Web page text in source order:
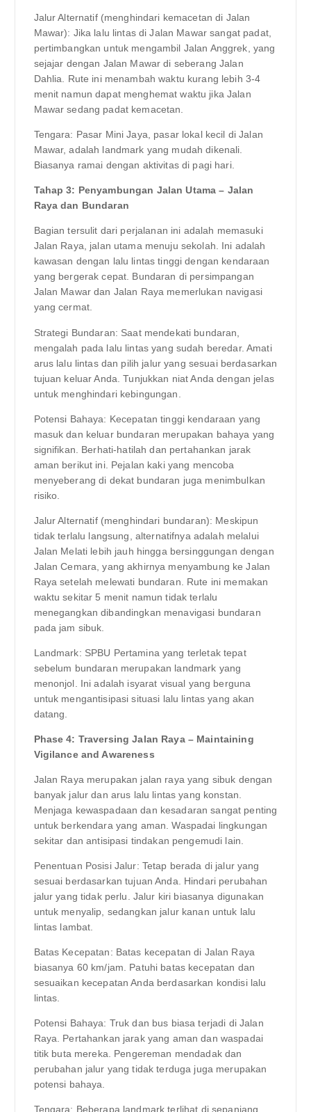
Jalur Alternatif (menghindari kemacetan di Jalan
Mawar): Jika lalu lintas di Jalan Mawar sangat padat,
pertimbangkan untuk mengambil Jalan Anggrek, yang
sejajar dengan Jalan Mawar di seberang Jalan
Dahlia. Rute ini menambah waktu kurang lebih 3-4
menit namun dapat menghemat waktu jika Jalan
Mawar sedang padat kemacetan.
Tengara: Pasar Mini Jaya, pasar lokal kecil di Jalan
Mawar, adalah landmark yang mudah dikenali.
Biasanya ramai dengan aktivitas di pagi hari.
Tahap 3: Penyambungan Jalan Utama – Jalan
Raya dan Bundaran
Bagian tersulit dari perjalanan ini adalah memasuki
Jalan Raya, jalan utama menuju sekolah. Ini adalah
kawasan dengan lalu lintas tinggi dengan kendaraan
yang bergerak cepat. Bundaran di persimpangan
Jalan Mawar dan Jalan Raya memerlukan navigasi
yang cermat.
Strategi Bundaran: Saat mendekati bundaran,
mengalah pada lalu lintas yang sudah beredar. Amati
arus lalu lintas dan pilih jalur yang sesuai berdasarkan
tujuan keluar Anda. Tunjukkan niat Anda dengan jelas
untuk menghindari kebingungan.
Potensi Bahaya: Kecepatan tinggi kendaraan yang
masuk dan keluar bundaran merupakan bahaya yang
signifikan. Berhati-hatilah dan pertahankan jarak
aman berikut ini. Pejalan kaki yang mencoba
menyeberang di dekat bundaran juga menimbulkan
risiko.
Jalur Alternatif (menghindari bundaran): Meskipun
tidak terlalu langsung, alternatifnya adalah melalui
Jalan Melati lebih jauh hingga bersinggungan dengan
Jalan Cemara, yang akhirnya menyambung ke Jalan
Raya setelah melewati bundaran. Rute ini memakan
waktu sekitar 5 menit namun tidak terlalu
menegangkan dibandingkan menavigasi bundaran
pada jam sibuk.
Landmark: SPBU Pertamina yang terletak tepat
sebelum bundaran merupakan landmark yang
menonjol. Ini adalah isyarat visual yang berguna
untuk mengantisipasi situasi lalu lintas yang akan
datang.
Phase 4: Traversing Jalan Raya – Maintaining
Vigilance and Awareness
Jalan Raya merupakan jalan raya yang sibuk dengan
banyak jalur dan arus lalu lintas yang konstan.
Menjaga kewaspadaan dan kesadaran sangat penting
untuk berkendara yang aman. Waspadai lingkungan
sekitar dan antisipasi tindakan pengemudi lain.
Penentuan Posisi Jalur: Tetap berada di jalur yang
sesuai berdasarkan tujuan Anda. Hindari perubahan
jalur yang tidak perlu. Jalur kiri biasanya digunakan
untuk menyalip, sedangkan jalur kanan untuk lalu
lintas lambat.
Batas Kecepatan: Batas kecepatan di Jalan Raya
biasanya 60 km/jam. Patuhi batas kecepatan dan
sesuaikan kecepatan Anda berdasarkan kondisi lalu
lintas.
Potensi Bahaya: Truk dan bus biasa terjadi di Jalan
Raya. Pertahankan jarak yang aman dan waspadai
titik buta mereka. Pengereman mendadak dan
perubahan jalur yang tidak terduga juga merupakan
potensi bahaya.
Tengara: Beberapa landmark terlihat di sepanjang